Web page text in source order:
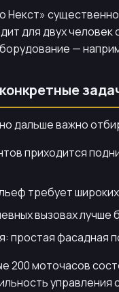
Некст»
для двух
—
дальше важно
приходится
требует
вызовах
простая
моточасов
управления